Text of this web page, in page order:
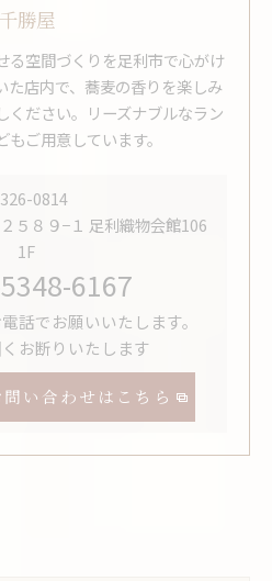
千勝屋
る空間づくりを足利市で心がけ
た店内で、蕎麦の香りを楽しみ
ください。リーズナブルなラン
ご用意しています。
0814
５８９−１ 足利織物会館106
1F
6167
話でお願いいたします。
お断りいたします
い合わせはこちら